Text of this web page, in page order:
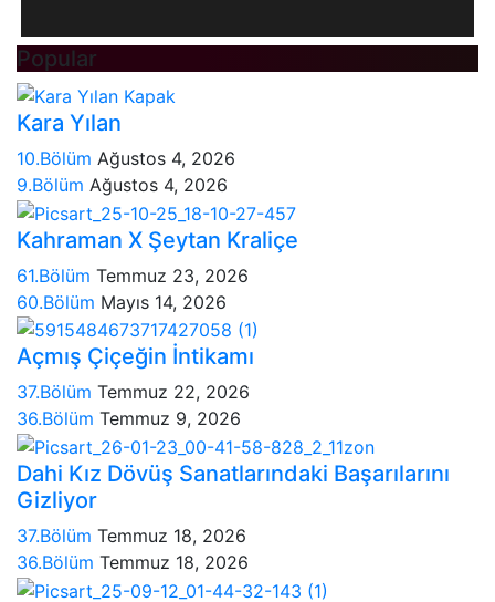
Popular
Kara Yılan
10.Bölüm Ağustos 4, 2026
9.Bölüm Ağustos 4, 2026
Kahraman X Şeytan Kraliçe
61.Bölüm Temmuz 23, 2026
60.Bölüm Mayıs 14, 2026
Açmış Çiçeğin İntikamı
37.Bölüm Temmuz 22, 2026
36.Bölüm Temmuz 9, 2026
Dahi Kız Dövüş Sanatlarındaki Başarılarını
Gizliyor
37.Bölüm Temmuz 18, 2026
36.Bölüm Temmuz 18, 2026